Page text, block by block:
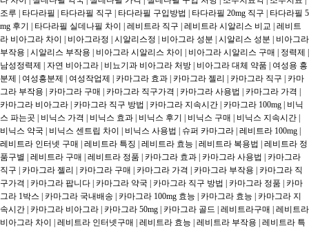
조루 | 타다라필 | 타다라필 직구 | 타다라필 구입방법 | 타다라필 20mg 직구 | 타다라필 5
mg 후기 | 타다라필 실데나필 차이 | 레비트라 직구 | 레비트라 시알리스 비교 | 레비트
라 비아그라 차이 | 비아그라정 | 시알리스정 | 비아그라 성분 | 시알리스 성분 | 비아그라
부작용 | 시알리스 부작용 | 비아그라 시알리스 차이 | 비아그라 시알리스 구매 | 정력제 |
남성정력제 | 자연 비아그라 | 비뇨기과 비아그라 처방 | 비아그라 대체 약품 | 여성용 흥
분제 | 여성흥분제 | 여성작업제 | 카마그라 효과 | 카마그라 젤리 | 카마그라 직구 | 카마
그라 부작용 | 카마그라 구매 | 카마그라 직구가격 | 카마그라 사용법 | 카마그라 가격 |
카마그라 비아그라 | 카마그라 직구 방법 | 카마그라 지속시간 | 카마그라 100mg | 비닉
스 파는곳 | 비닉스 가격 | 비닉스 효과 | 비닉스 후기 | 비닉스 구매 | 비닉스 지속시간 |
비닉스 약국 | 비닉스 센트립 차이 | 비닉스 사용법 | 슈퍼 카마그라 | 레비트라 100mg |
레비트라 인터넷 구매 | 레비트라 특징 | 레비트라 효능 | 레비트라 복용법 | 레비트라 정
품구별 | 레비트라 구매 | 레비트라 정품 | 카마그라 효과 | 카마그라 사용법 | 카마그라
직구 | 카마그라 젤리 | 카마그라 구매 | 카마그라 가격 | 카마그라 부작용 | 카마그라 직
구가격 | 카마그라 팝니다 | 카마그라 약국 | 카마그라 직구 방법 | 카마그라 정품 | 카마
그라 1박스 | 카마그라 국내배송 | 카마그라 100mg 효능 | 카마그라 효능 | 카마그라 지
속시간 | 카마그라 비아그라 | 카마그라 50mg | 카마그라 골드 | 레비트라구매 | 레비트라
비아그라 차이 | 레비트라 인터넷구매 | 레비트라 효능 | 레비트라 부작용 | 레비트라 특